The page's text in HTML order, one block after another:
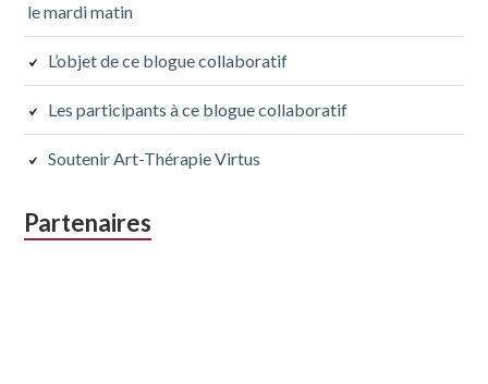
le mardi matin
L’objet de ce blogue collaboratif
Les participants à ce blogue collaboratif
Soutenir Art-Thérapie Virtus
Partenaires